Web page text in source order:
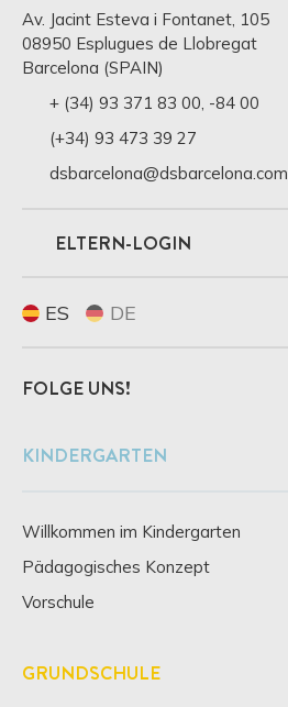
Av. Jacint Esteva i Fontanet, 105
08950 Esplugues de Llobregat
Barcelona (SPAIN)
+ (34) 93 371 83 00, -84 00
(+34) 93 473 39 27
dsbarcelona@dsbarcelona.com
ELTERN-LOGIN
ES DE
FOLGE UNS!
KINDERGARTEN
Willkommen im Kindergarten
Pädagogisches Konzept
Vorschule
GRUNDSCHULE